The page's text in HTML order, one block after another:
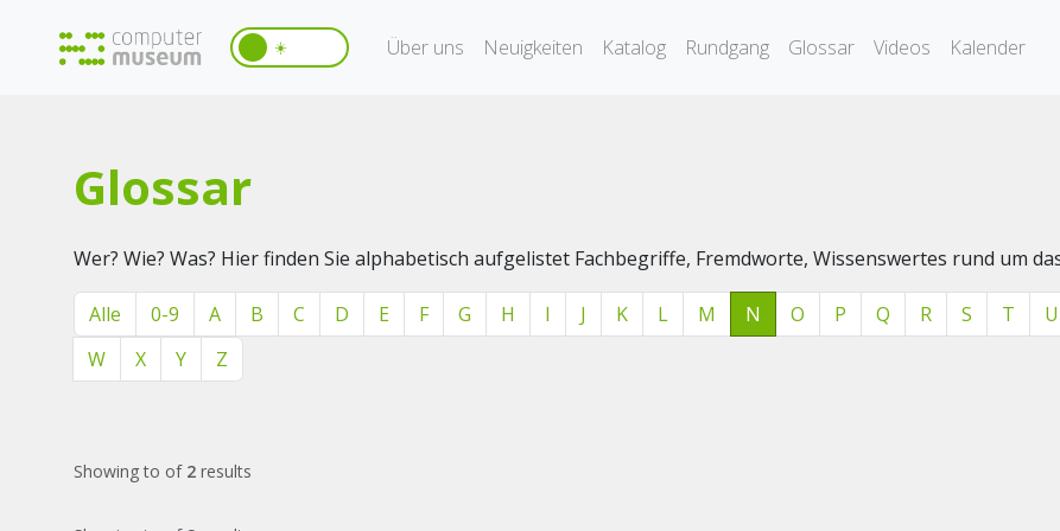
☀️ Über uns Neuigkeiten Katalog Rundgang Glossar Videos Kalender
Glossar
Wer? Wie? Was? Hier finden Sie alphabetisch aufgelistet Fachbegriffe, Fremdworte, Wissenswertes rund um
Alle 0-9 A B C D E F G H I J K L M N O P Q R S T U
W
X Y Z
Showingto of 2 results